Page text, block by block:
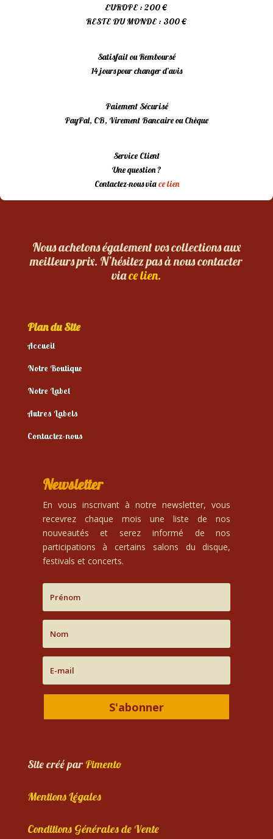
EUROPE : 200 €
RESTE DU MONDE : 300 €
Satisfait ou Remboursé
14 jours pour changer d’avis
Paiement Sécurisé
PayPal, CB, Virement Bancaire ou Chèque
Service Client
Une question ?
Contactez-nous viace lien
Nous achetons également vos collections aux
meilleurs prix. N’hésitez pas à nous contacter
viace lien.
Plan du Site
Accueil
Notre Boutique
Notre Label
Autres Labels
Contactez-nous
Newsletter
En vous inscrivant à notre newsletter, vous
recevrez chaque mois une liste de nos
nouveautés et serez informé de nos
participations à certains salons du disque,
festivals et concerts.
S'abonner
Site créé parPimento
Mentions Légales
Conditions Générales de Vente